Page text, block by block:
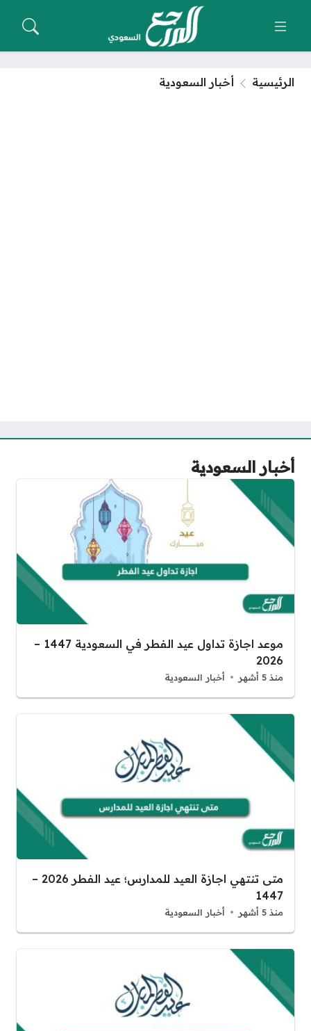
الرئيسية أخبار السعودية
أخبار السعودية
موعد اجازة تداول عيد الفطر في السعودية 1447 –
2026
منذ 5 أشهر أخبار السعودية
متى تنتهي اجازة العيد للمدارس؛ عيد الفطر 2026 –
1447
منذ 5 أشهر أخبار السعودية